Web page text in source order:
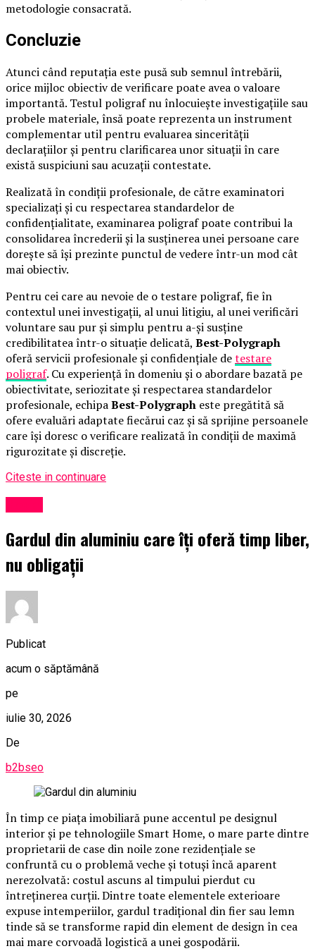
metodologie consacrată.
Concluzie
Atunci când reputația este pusă sub semnul întrebării,
orice mijloc obiectiv de verificare poate avea o valoare
importantă. Testul poligraf nu înlocuiește investigațiile sau
probele materiale, însă poate reprezenta un instrument
complementar util pentru evaluarea sincerității
declarațiilor și pentru clarificarea unor situații în care
există suspiciuni sau acuzații contestate.
Realizată în condiții profesionale, de către examinatori
specializați și cu respectarea standardelor de
confidențialitate, examinarea poligraf poate contribui la
consolidarea încrederii și la susținerea unei persoane care
dorește să își prezinte punctul de vedere într-un mod cât
mai obiectiv.
Pentru cei care au nevoie de o testare poligraf, fie în
contextul unei investigații, al unui litigiu, al unei verificări
voluntare sau pur și simplu pentru a-și susține
credibilitatea într-o situație delicată, Best-Polygraph
oferă servicii profesionale și confidențiale detestare
poligraf. Cu experiență în domeniu și o abordare bazată pe
obiectivitate, seriozitate și respectarea standardelor
profesionale, echipaBest-Polygraph este pregătită să
ofere evaluări adaptate fiecărui caz și să sprijine persoanele
care își doresc o verificare realizată în condiții de maximă
rigurozitate și discreție.
Citeste in continuare
Gardul din aluminiu care îți oferă timp liber,
nu obligații
Publicat
acum o săptămână
pe
iulie 30, 2026
De
b2bseo
În timp ce piața imobiliară pune accentul pe designul
interior și pe tehnologiile Smart Home, o mare parte dintre
proprietarii de case din noile zone rezidențiale se
confruntă cu o problemă veche și totuși încă aparent
nerezolvată: costul ascuns al timpului pierdut cu
întreținerea curții. Dintre toate elementele exterioare
expuse intemperiilor, gardul tradițional din fier sau lemn
tinde să se transforme rapid din element de design în cea
mai mare corvoadă logistică a unei gospodării.